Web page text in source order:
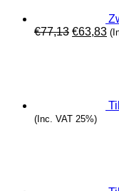
€77,13 €63,83
(Inc. VAT 25%)